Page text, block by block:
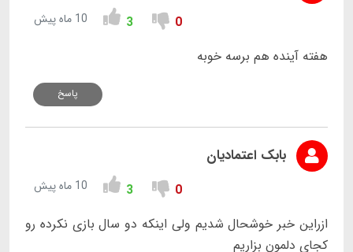
0
3 10 ماه پیش
هفته آینده هم برسه خوبه
پاسخ
بابک اعتمادیان
0
3 10 ماه پیش
ازراین خبر خوشحال شدیم ولی اینکه دو سال بازی نکرده رو
کجای دلمون بزاریم